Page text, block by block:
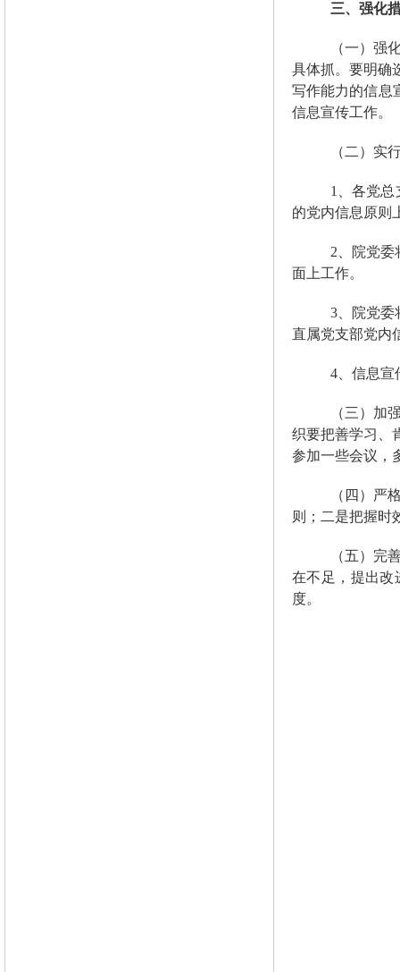
三、强化
（一）强
具体抓。要明确
写作能力的信息
信息宣传工作。
（二）实
1
、各党
的党内信息原则
2 、院党
面上工作。
3、院党委
直属党支部党内
4、信息宣
（三）加
织要把善学习、
参加一些会议，
（四）严
则；二是把握时
（五）完
在不足，提出改
度。